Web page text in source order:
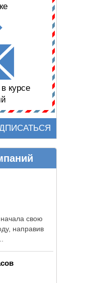
курсе
свою
направив